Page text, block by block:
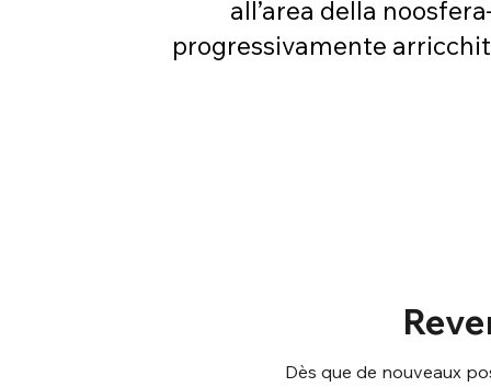
all’area della
progressivamente
Dès que de nouveaux